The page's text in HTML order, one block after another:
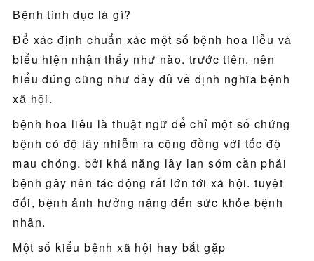
Bệnh tình dục là gì?
Để xác định chuẩn xác một số bệnh hoa liễu và
biểu hiện nhận thấy như nào. trước tiên, nên
hiểu đúng cũng như đầy đủ về định nghĩa bệnh
xã hội.
bệnh hoa liễu là thuật ngữ để chỉ một số chứng
bệnh có độ lây nhiễm ra cộng đồng với tốc độ
mau chóng. bởi khả năng lây lan sớm cần phải
bệnh gây nên tác động rất lớn tới xã hội. tuyệt
đối, bệnh ảnh hưởng nặng đến sức khỏe bệnh
nhân.
Một số kiểu bệnh xã hội hay bắt gặp